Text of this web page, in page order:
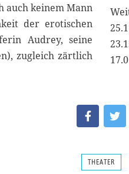
auch keinem Mann
der erotischen
Audrey, seine
zugleich zärtlich
THEATER